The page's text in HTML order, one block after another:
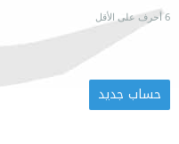
6 أحرف على الأقل